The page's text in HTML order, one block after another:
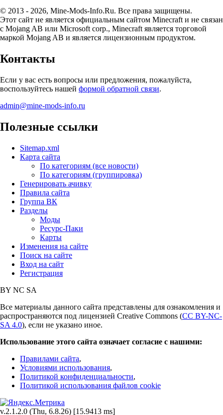
© 2013 - 2026, Mine-Mods-Info.Ru. Все права защищены.
Этот сайт не является официальным сайтом Minecraft и не связан
с Mojang AB или Microsoft corp., Minecraft является торговой
маркой Mojang AB и является лицензионным продуктом.
Контакты
Если у вас есть вопросы или предложения, пожалуйста,
воспользуйтесь нашей формой обратной связи.
admin@mine-mods-info.ru
Полезные ссылки
Sitemap.xml
Карта сайта
По категориям (все новости)
По категориям (группировка)
Генерировать ачивку
Правила сайта
Группа ВК
Разделы
Моды
Ресурс-Паки
Карты
Изменения на сайте
Поиск на сайте
Вход на сайт
Регистрация
BY NC SA
Все материалы данного сайта представлены для ознакомления и
распространяются под лицензией Creative Commons (CC BY-NC-
SA 4.0), если не указано иное.
Использование этого сайта означает согласие с нашими:
Правилами сайта,
Условиями использования,
Политикой конфиденциальности,
Политикой использования файлов cookie
v.2.1.2.0 (Thu, 6.8.26) [15.9413 ms]